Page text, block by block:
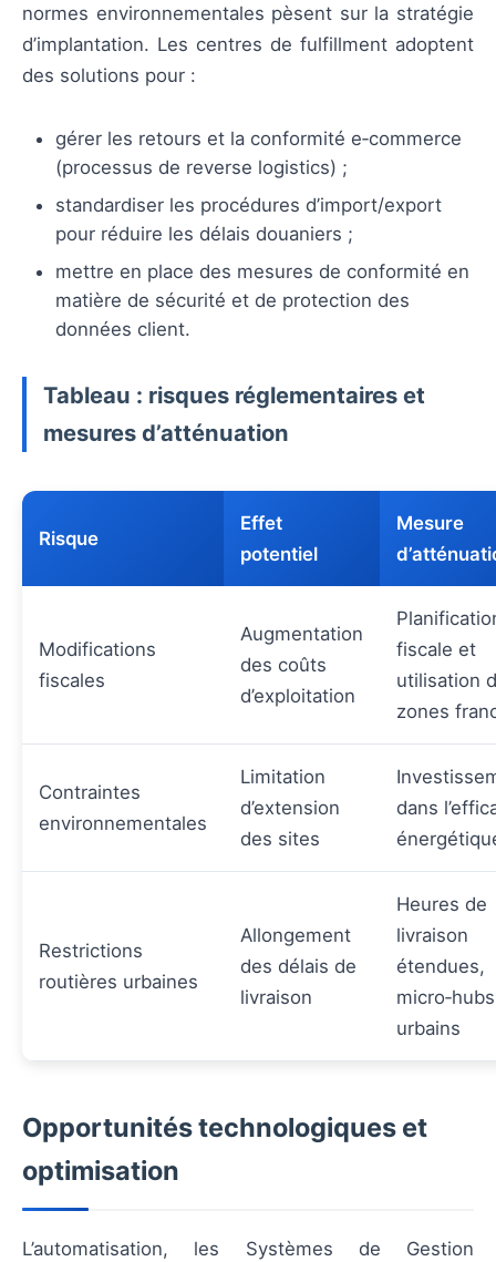
normes environnementales pèsent sur la stratégie
d’implantation. Les centres de fulfillment adoptent
des solutions pour :
gérer les retours et la conformité e‑commerce
(processus de reverse logistics) ;
standardiser les procédures d’import/export
pour réduire les délais douaniers ;
mettre en place des mesures de conformité en
matière de sécurité et de protection des
données client.
Tableau : risques réglementaires et
mesures d’atténuation
Risque
Effet
potentiel
Mesure
Modifications
fiscales
Augmentation
des coûts
d’exploitation
fiscale et
utilisation
zones
Contraintes
environnementales
Limitation
d’extension
des sites
dans
Restrictions
routières urbaines
Allongement
des délais de
livraison
Heures de
livraison
étendues,
micro‑hubs
urbains
Opportunités technologiques et
optimisation
L’automatisation, les Systèmes de Gestion